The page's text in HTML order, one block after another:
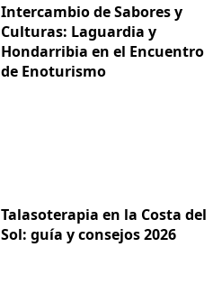
Intercambio de Sabores y
Culturas: Laguardia y
Hondarribia en el Encuentro
de Enoturismo
Talasoterapia en la Costa del
Sol: guía y consejos 2026